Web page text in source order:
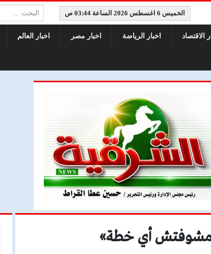
الخميس 6 اغسطس 2026 الساعة 03:44 ص البحث:
الاقتصاد اخبار الرياضة اخبار مصر اخبار العالم
أي خطة»